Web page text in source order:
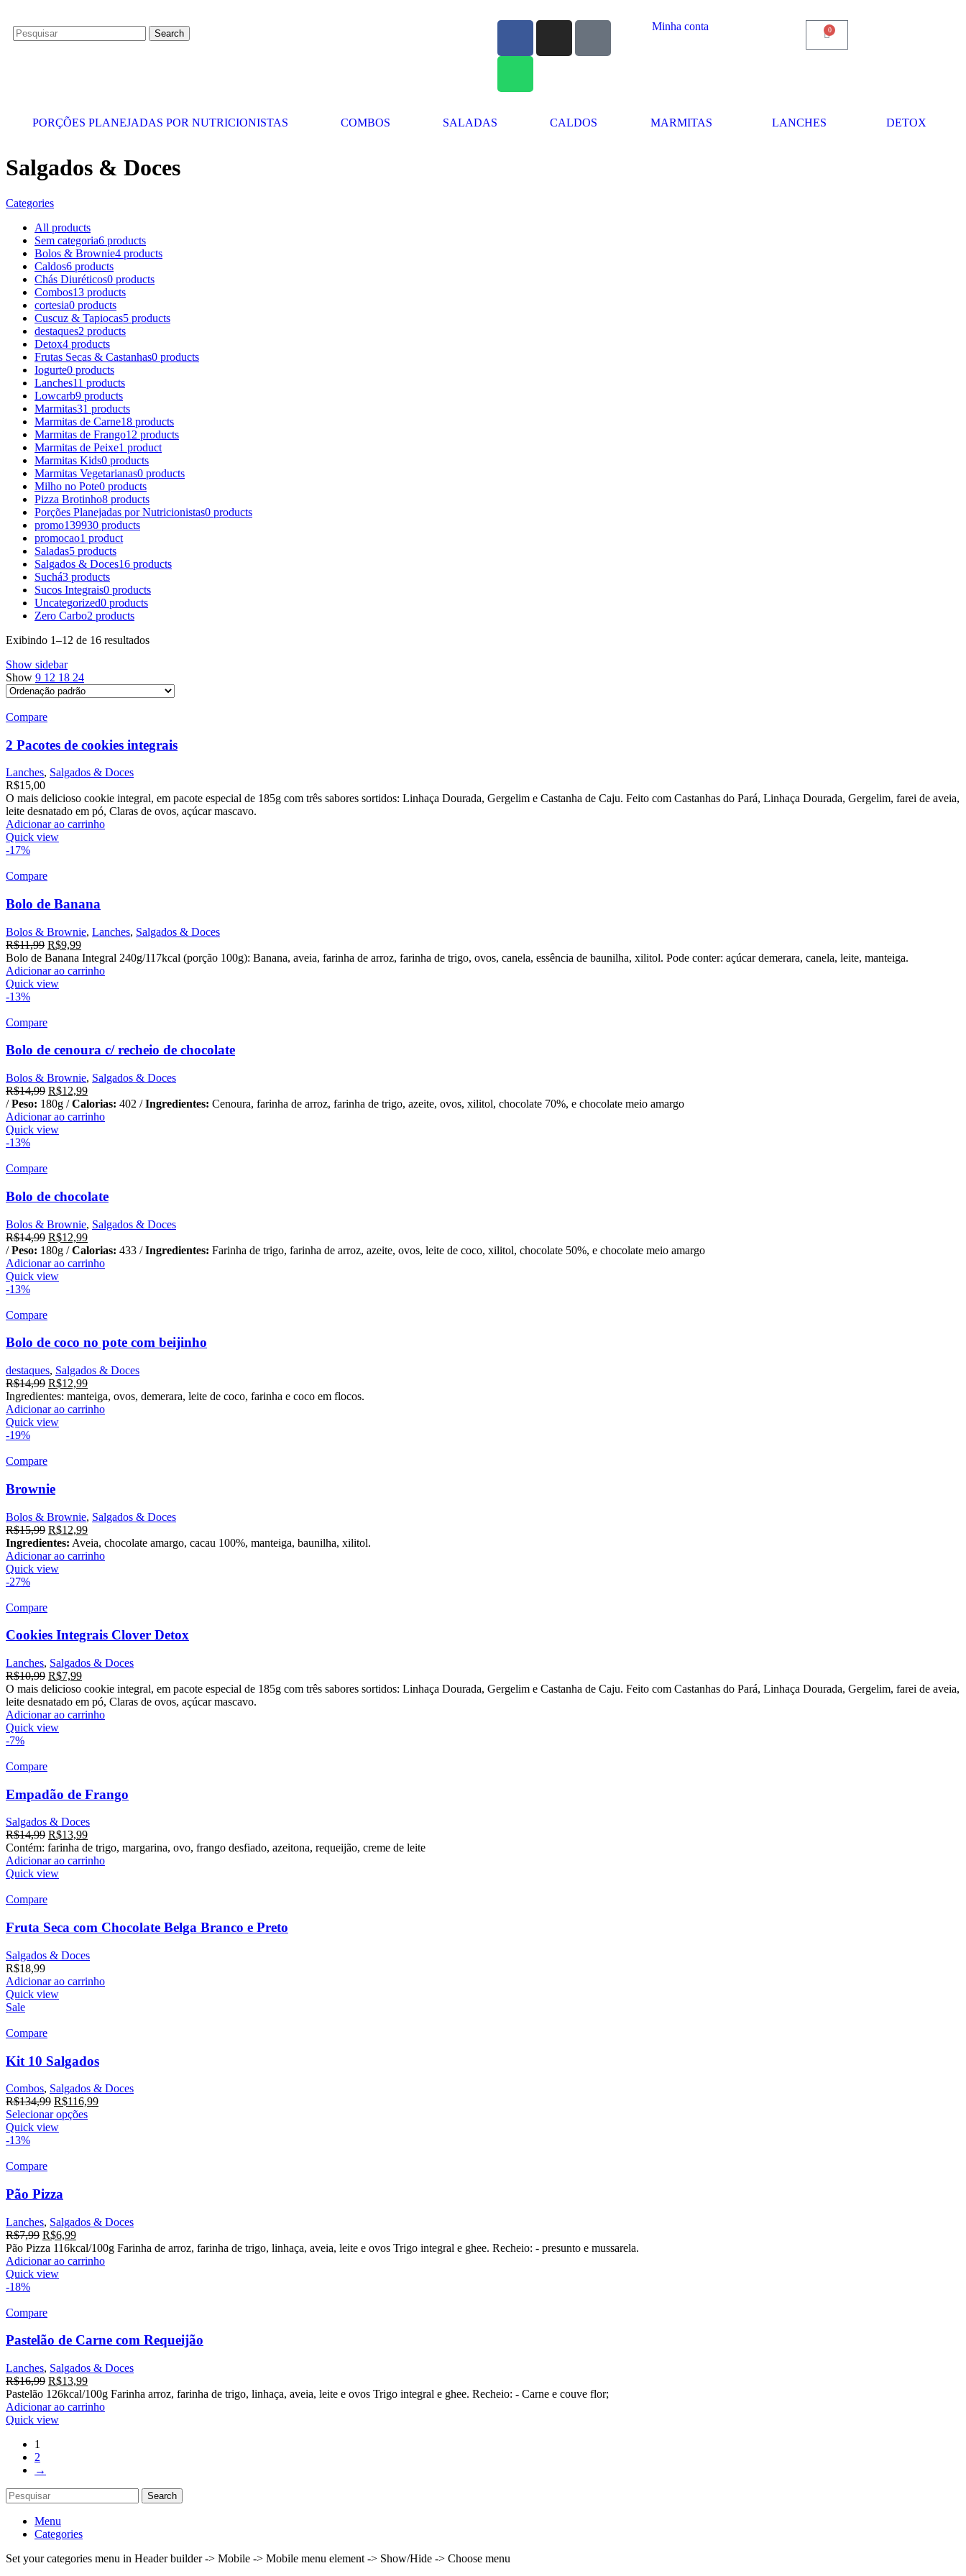
Search
Minha conta 0
PORÇÕES PLANEJADAS POR NUTRICIONISTAS​ COMBOS SALADAS CALDOS MARMITAS LANCHES DETOX
Salgados & Doces
Categories
All products
Sem categoria6 products
Bolos & Brownie4 products
Caldos6 products
Chás Diuréticos0 products
Combos13 products
cortesia0 products
Cuscuz & Tapiocas5 products
destaques2 products
Detox4 products
Frutas Secas & Castanhas0 products
Iogurte0 products
Lanches11 products
Lowcarb9 products
Marmitas31 products
Marmitas de Carne18 products
Marmitas de Frango12 products
Marmitas de Peixe1 product
Marmitas Kids0 products
Marmitas Vegetarianas0 products
Milho no Pote0 products
Pizza Brotinho8 products
Porções Planejadas por Nutricionistas0 products
promo139930 products
promocao1 product
Saladas5 products
Salgados & Doces16 products
Suchá3 products
Sucos Integrais0 products
Uncategorized0 products
Zero Carbo2 products
Exibindo 1–12 de 16 resultados
Show sidebar
Show 9 12 18 24
Compare
2 Pacotes de cookies integrais
Lanches, Salgados & Doces
R$15,00
O mais delicioso cookie integral, em pacote especial de 185g com três sabores sortidos: Linhaça Dourada, Gergelim e Castanha de Caju. Feito com Castanhas do Pará, Linhaça Dourada, Gergelim, farei de aveia,
leite desnatado em pó, Claras de ovos, açúcar mascavo.
Adicionar ao carrinho
Quick view
-17%
Compare
Bolo de Banana
Bolos & Brownie, Lanches, Salgados & Doces
R$11,99 R$9,99
Bolo de Banana Integral 240g/117kcal (porção 100g): Banana, aveia, farinha de arroz, farinha de trigo, ovos, canela, essência de baunilha, xilitol. Pode conter: açúcar demerara, canela, leite, manteiga.
Adicionar ao carrinho
Quick view
-13%
Compare
Bolo de cenoura c/ recheio de chocolate
Bolos & Brownie, Salgados & Doces
R$14,99 R$12,99
/Peso: 180g /Calorias: 402 /Ingredientes: Cenoura, farinha de arroz, farinha de trigo, azeite, ovos, xilitol, chocolate 70%, e chocolate meio amargo
Adicionar ao carrinho
Quick view
-13%
Compare
Bolo de chocolate
Bolos & Brownie, Salgados & Doces
R$14,99 R$12,99
/Peso: 180g /Calorias: 433 /Ingredientes: Farinha de trigo, farinha de arroz, azeite, ovos, leite de coco, xilitol, chocolate 50%, e chocolate meio amargo
Adicionar ao carrinho
Quick view
-13%
Compare
Bolo de coco no pote com beijinho
destaques, Salgados & Doces
R$14,99 R$12,99
Ingredientes: manteiga, ovos, demerara, leite de coco, farinha e coco em flocos.
Adicionar ao carrinho
Quick view
-19%
Compare
Brownie
Bolos & Brownie, Salgados & Doces
R$15,99 R$12,99
Ingredientes: Aveia, chocolate amargo, cacau 100%, manteiga, baunilha, xilitol.
Adicionar ao carrinho
Quick view
-27%
Compare
Cookies Integrais Clover Detox
Lanches, Salgados & Doces
R$10,99 R$7,99
O mais delicioso cookie integral, em pacote especial de 185g com três sabores sortidos: Linhaça Dourada, Gergelim e Castanha de Caju. Feito com Castanhas do Pará, Linhaça Dourada, Gergelim, farei de aveia,
leite desnatado em pó, Claras de ovos, açúcar mascavo.
Adicionar ao carrinho
Quick view
-7%
Compare
Empadão de Frango
Salgados & Doces
R$14,99 R$13,99
Contém: farinha de trigo, margarina, ovo, frango desfiado, azeitona, requeijão, creme de leite
Adicionar ao carrinho
Quick view
Compare
Fruta Seca com Chocolate Belga Branco e Preto
Salgados & Doces
R$18,99
Adicionar ao carrinho
Quick view
Sale
Compare
Kit 10 Salgados
Combos, Salgados & Doces
R$134,99 R$116,99
Selecionar opções
Quick view
-13%
Compare
Pão Pizza
Lanches, Salgados & Doces
R$7,99 R$6,99
Pão Pizza 116kcal/100g Farinha de arroz, farinha de trigo, linhaça, aveia, leite e ovos Trigo integral e ghee. Recheio: - presunto e mussarela.
Adicionar ao carrinho
Quick view
-18%
Compare
Pastelão de Carne com Requeijão
Lanches, Salgados & Doces
R$16,99 R$13,99
Pastelão 126kcal/100g Farinha arroz, farinha de trigo, linhaça, aveia, leite e ovos Trigo integral e ghee. Recheio: - Carne e couve flor;
Adicionar ao carrinho
Quick view
1
2
→
Search
Menu
Categories
Set your categories menu in Header builder -> Mobile -> Mobile menu element -> Show/Hide -> Choose menu